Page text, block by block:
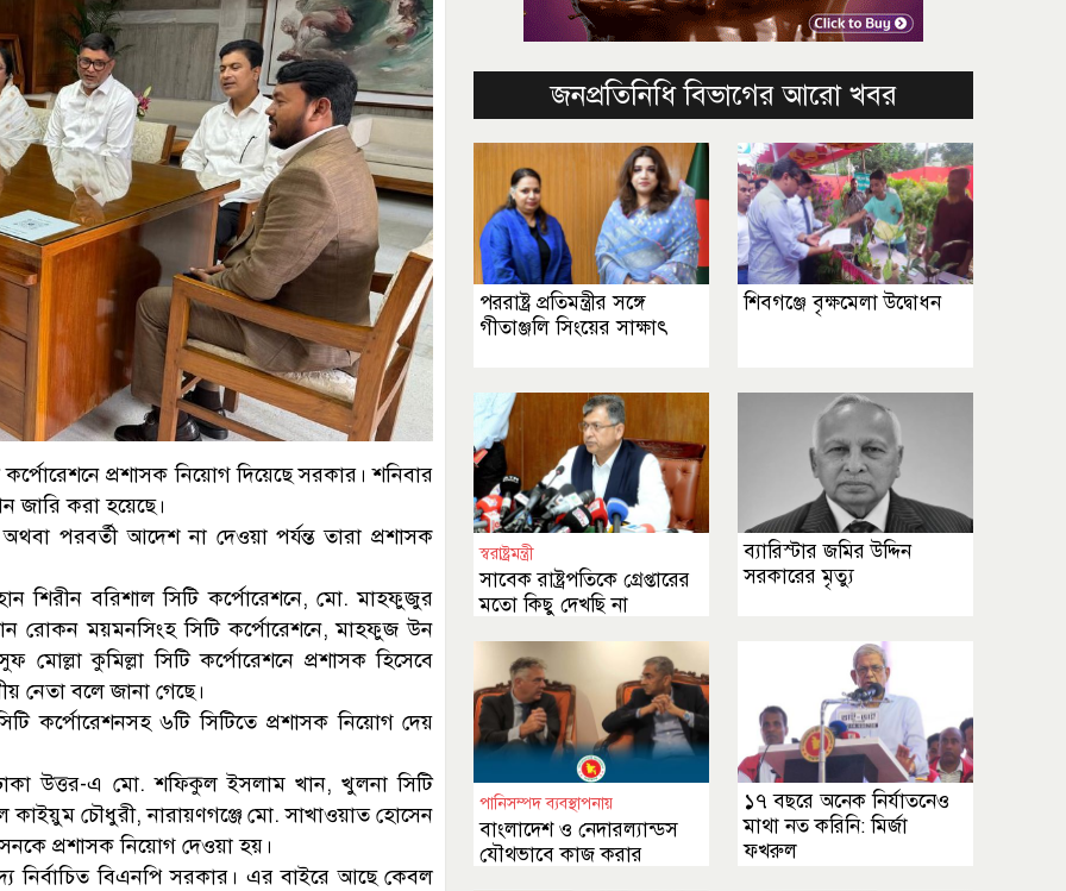
প্রশাসক নিয়োগ দিয়েছে সরকার। শনিবার
জারি করা হয়েছে।
পরবর্তী আদেশ না দেওয়া পর্যন্ত তারা প্রশাসক
শিরীন বরিশাল সিটি কর্পোরেশনে, মো. মাহফুজুর
রোকন ময়মনসিংহ সিটি কর্পোরেশনে, মাহফুজ উন
কুমিল্লা সিটি কর্পোরেশনে প্রশাসক হিসেবে
নেতা বলে জানা গেছে।
কর্পোরেশনসহ ৬টি সিটিতে প্রশাসক নিয়োগ দেয়
উত্তর-এ মো. শফিকুল ইসলাম খান, খুলনা সিটি
কাইয়ুম চৌধুরী, নারায়ণগঞ্জে মো. সাখাওয়াত হোসেন
প্রশাসক নিয়োগ দেওয়া হয়।
নির্বাচিত বিএনপি সরকার। এর বাইরে আছে কেবল
জনপ্রতিনিধি বিভাগের আরো খবর
পররাষ্ট্র প্রতিমন্ত্রীর সঙ্গে
গীতাঞ্জলি সিংয়ের সাক্ষাৎ
শিবগঞ্জে বৃক্ষমেলা উদ্বোধন
স্বরাষ্ট্রমন্ত্রী
সাবেক রাষ্ট্রপতিকে গ্রেপ্তারের
মতো কিছু দেখছি না
ব্যারিস্টার জমির উদ্দিন
সরকারের মৃত্যু
পানিসম্পদ ব্যবস্থাপনায়
বাংলাদেশ ও নেদারল্যান্ডস
যৌথভাবে কাজ করার
১৭ বছরে অনেক নির্যাতনেও
মাথা নত করিনি: মির্জা
ফখরুল